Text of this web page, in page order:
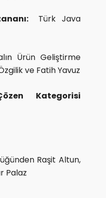
Türk Java
Ürün Geliştirme
ve Fatih Yavuz
Kategorisi
Raşit Altun,
Palaz